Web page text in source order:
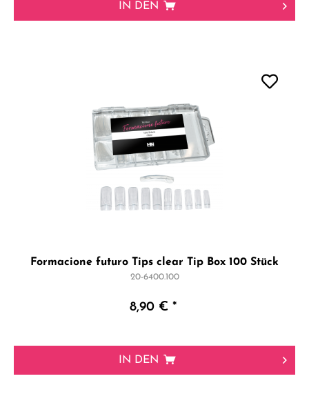
IN DEN
Formacione futuro Tips clear Tip Box 100 Stück
20-6400.100
8,90 € *
IN DEN